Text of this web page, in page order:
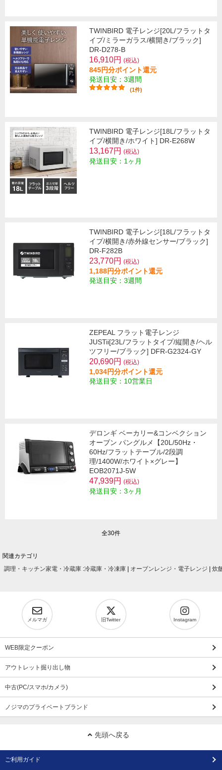
TWINBIRD 電子レンジ[20L/フラットタ
イプ/ミラーガラス/横開き/ブラック]
DR-D278-B
16,910円 (税込)
845円分ポイント還元
発送目安：3週間
(1件)
TWINBIRD 電子レンジ[18L/フラットタ
イプ/横開き/ホワイト] DR-E268W
13,167円 (税込)
発送目安：1ヶ月
TWINBIRD 電子レンジ[18L/フラットタ
イプ/横開き/赤外線センサー/ブラック]
DR-F282B
23,770円 (税込)
1,188円分ポイント還元
発送目安：3週間
ZEPEAL フラット電子レンジ
JUSTii[23L/フラットタイプ/縦開き/ヘル
ツフリー/ブラック] DFR-G2324-GY
20,690円 (税込)
1,034円分ポイント還元
発送目安：10営業日
デロンギ ベーカリー&コンベクション
オーブン パングルメ【20L/50Hz・
60Hz/フラットテーブル/2段調
理/1400W/ホワイト×グレー】
EOB2071J-5W
47,939円 (税込)
発送目安：3ヶ月
全30件
関連カテゴリ
調理・キッチン家電・冷蔵庫 :冷蔵庫・冷凍庫 | オーブンレンジ・電子レンジ | 炊
メルマガ 旧Twitter Instagram
WEB限定クーポン
アウトレット掘り出し物
中古(PC/スマホ/カメラ)
ノジマのプライベートブランド
先頭へ戻る
ご利用ガイド